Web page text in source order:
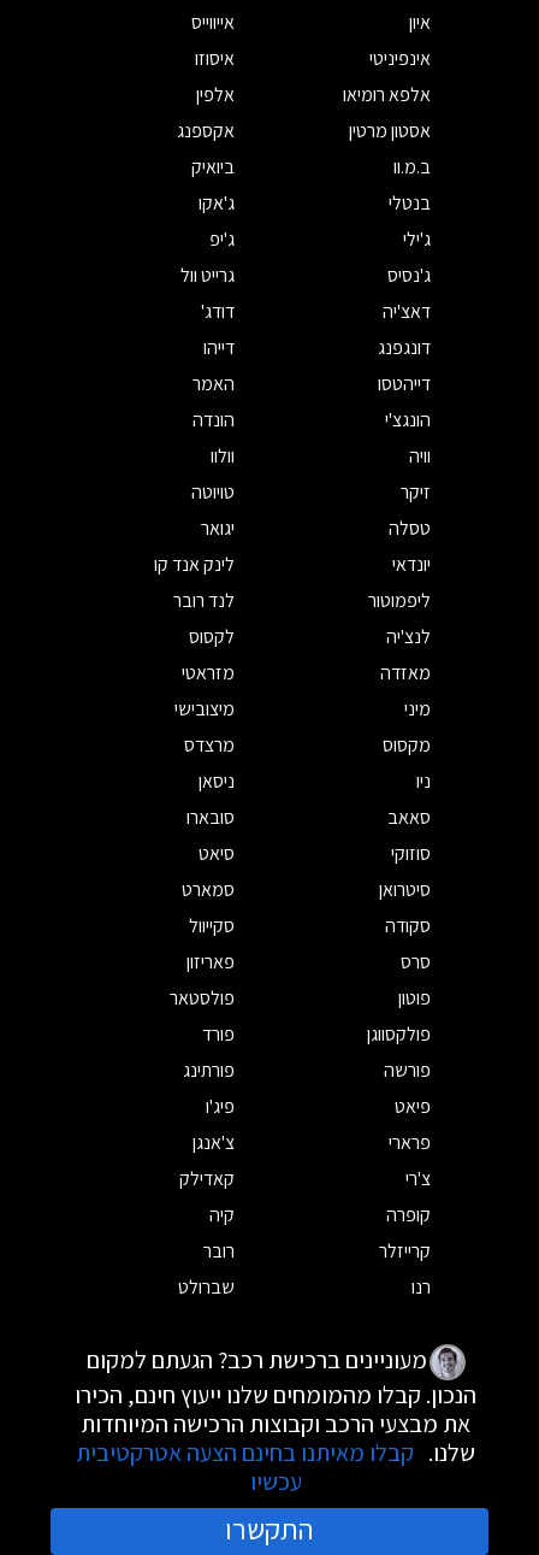
איון
אייווייס
אינפיניטי
איסוזו
אלפא רומיאו
אלפין
אסטון מרטין
אקספנג
ב.מ.וו
ביואיק
בנטלי
ג'אקו
ג'ילי
ג'יפ
ג'נסיס
גרייט וול
דאצ'יה
דודג'
דונגפנג
דייהו
דייהטסו
האמר
הונגצ'י
הונדה
וויה
וולוו
זיקר
טויוטה
טסלה
יגואר
יונדאי
לינק אנד קו
ליפמוטור
לנד רובר
לנצ'יה
לקסוס
מאזדה
מזראטי
מיני
מיצובישי
מקסוס
מרצדס
ניו
ניסאן
סאאב
סובארו
סוזוקי
סיאט
סיטרואן
סמארט
סקודה
סקייוול
סרס
פאריזון
פוטון
פולסטאר
פולקסווגן
פורד
פורשה
פורתינג
פיאט
פיג'ו
פרארי
צ'אנגן
צ'רי
קאדילק
קופרה
קיה
קרייזלר
רובר
רנו
שברולט
מעוניינים ברכישת רכב? הגעתם למקום
הנכון. קבלו מהמומחים שלנו ייעוץ חינם, הכירו
את מבצעי הרכב וקבוצות הרכישה המיוחדות
שלנו. קבלו מאיתנו בחינם הצעה אטרקטיבית
עכשיו
התקשרו